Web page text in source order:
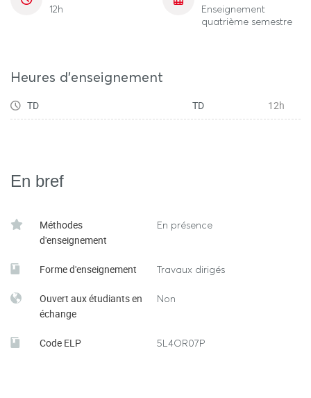
12h
Enseignement
quatrième semestre
Heures d'enseignement
TD TD 12h
En bref
Méthodes
d'enseignement
En présence
Forme d'enseignement Travaux dirigés
Ouvert aux étudiants en
échange
Non
Code ELP 5L4OR07P